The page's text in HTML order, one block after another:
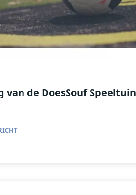
van de DoesSouf Speeltuin